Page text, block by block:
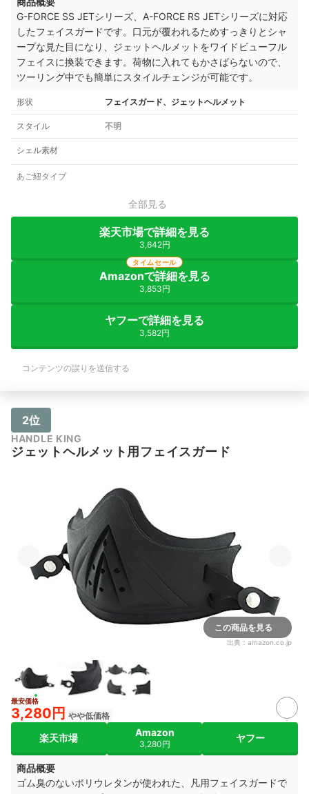
G-FORCE SS JETシリーズ、 A-FORCE RS JETシリーズに対応
したフェイスガードです。 口元が覆われるためすっきりとシャ
ープな見た目になり、ジェットヘルメットをワイドビューフル
フェイスに換装できます。荷物に入れてもかさばらないので、
ツーリング中でも簡単にスタイルチェンジが可能です。
形状 フェイスガード、ジェットヘルメット
スタイル 不明
シェル素材
あご紐タイプ
全部見る
楽天市場で詳細を見る
3,642円
Amazonで詳細を見る
3,853円
タイムセール
ヤフーで詳細を見る
3,582円
コンテンツの誤りを送信する
2位
HANDLE KING
ジェットヘルメット用フェイスガード
この商品を見る
出典： amazon.co.jp
最安価格
3,280円 やや低価格
楽天市場 Amazon
3,280円
ヤフー
商品概要
ゴム臭のないポリウレタンが使われた、
凡用フェイスガードで